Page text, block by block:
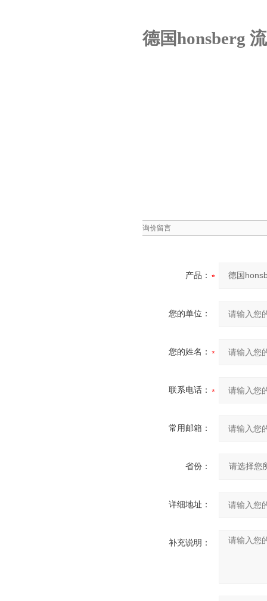
德国honsberg
询价留言
产品：
您的单位：
您的姓名：
联系电话：
常用邮箱：
省份：
详细地址：
补充说明：